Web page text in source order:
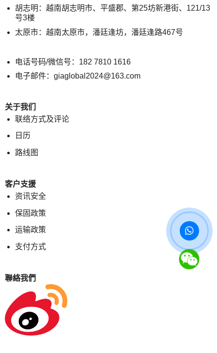
胡志明：越南胡志明市、平盛郡、第25坊新港街、121/13
号3楼
太原市：越南太原市，潘廷逢坊，潘廷逢路467号
电话号码/微信号：182 7810 1616
电子邮件：giaglobal2024@163.com
关于我们
联络方式及评论
日历
路线图
客户支援
资讯安全
保固政策
运输政策
支付方式
聯絡我們